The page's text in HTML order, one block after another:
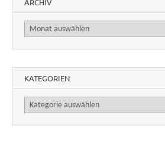
Archiv
KATEGORIEN
Kategorien